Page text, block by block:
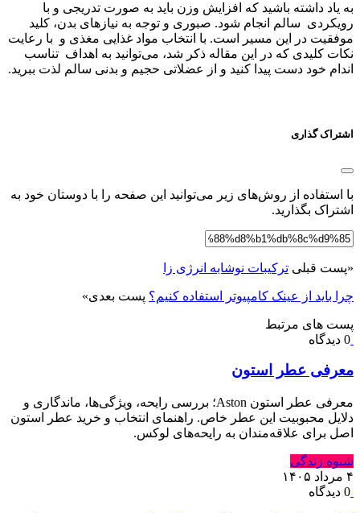
به یاد داشته باشید که افزایش وزن باید به صورت تدریجی و با
رویکردی سالم انجام شود. صبوری و توجه به نیازهای بدن، کلید
موفقیت در این مسیر است. با انتخاب مواد غذایی مغذی و با رعایت
نکات کلیدی که در این مقاله ذکر شد، می‌توانید به اهداف تناسب
اندام خود دست پیدا کنید و از عضلاتی حجیم و بدنی سالم لذت ببرید.
اشتراک گذاری
با استفاده از روش‌های زیر می‌توانید این صفحه را با دوستان خود به
اشتراک بگذارید.
«پست قبلی ترکیبات نوشابه انرژی زا
چرا باید از عینک کامپیوتر استفاده کنیم؟ پست بعدی»
پست های مرتبط
0 دیدگاه
معرفی عطر استون
معرفی عطر استون Aston؛ بررسی رایحه، ویژگی‌ها، ماندگاری و
دلایل محبوبیت این عطر خاص. راهنمای انتخاب و خرید عطر استون
اصل برای علاقه‌مندان به رایحه‌های لوکس.
شیوه زندگی
۴ مرداد ۱۴۰۵
0 دیدگاه